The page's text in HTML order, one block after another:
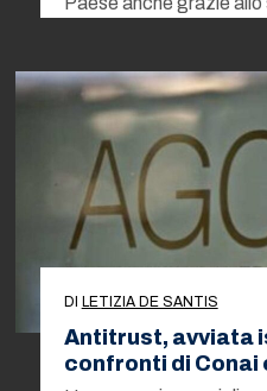
DI LETIZIA DE SANTIS
Antitrust, avviata
confronti di Conai